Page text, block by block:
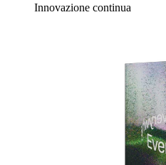
Innovazione continua